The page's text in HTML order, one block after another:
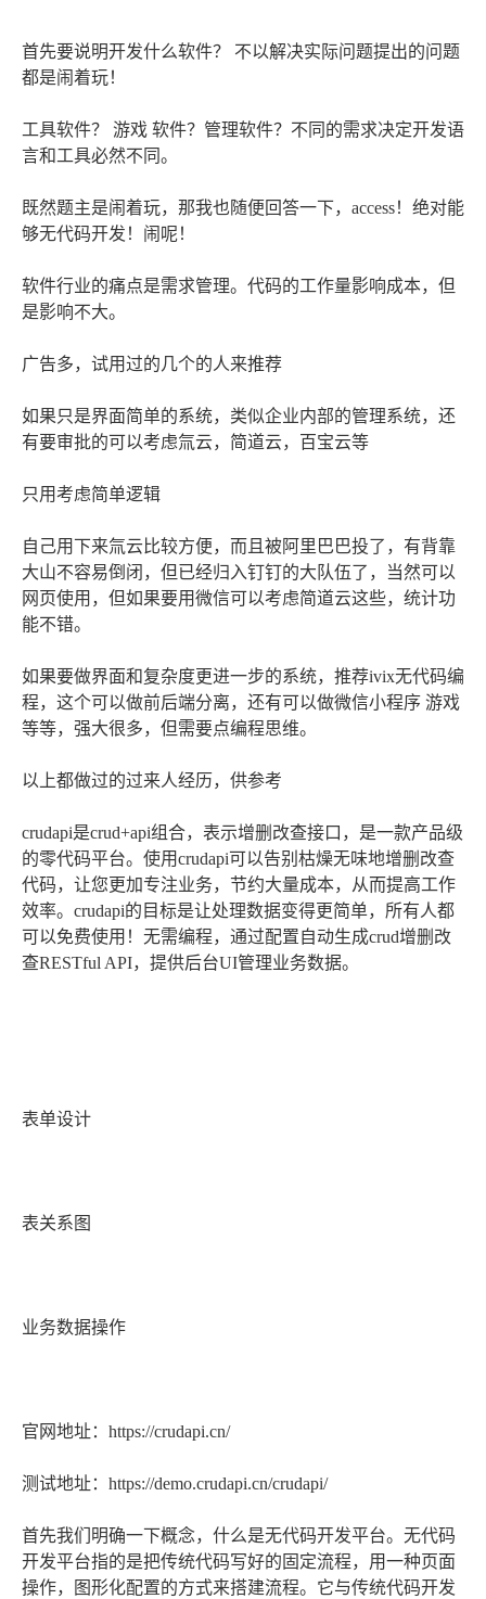
首先要说明开发什么软件？ 不以解决实际问题提出的问题
都是闹着玩！
工具软件？ 游戏 软件？管理软件？不同的需求决定开发语
言和工具必然不同。
既然题主是闹着玩，那我也随便回答一下，access！绝对能
够无代码开发！闹呢！
软件行业的痛点是需求管理。代码的工作量影响成本，但
是影响不大。
广告多，试用过的几个的人来推荐
如果只是界面简单的系统，类似企业内部的管理系统，还
有要审批的可以考虑氚云，简道云，百宝云等
只用考虑简单逻辑
自己用下来氚云比较方便，而且被阿里巴巴投了，有背靠
大山不容易倒闭，但已经归入钉钉的大队伍了，当然可以
网页使用，但如果要用微信可以考虑简道云这些，统计功
能不错。
如果要做界面和复杂度更进一步的系统，推荐ivix无代码编
程，这个可以做前后端分离，还有可以做微信小程序 游戏
等等，强大很多，但需要点编程思维。
以上都做过的过来人经历，供参考
crudapi是crud+api组合，表示增删改查接口，是一款产品级
的零代码平台。使用crudapi可以告别枯燥无味地增删改查
代码，让您更加专注业务，节约大量成本，从而提高工作
效率。crudapi的目标是让处理数据变得更简单，所有人都
可以免费使用！无需编程，通过配置自动生成crud增删改
查RESTful API，提供后台UI管理业务数据。
表单设计
表关系图
业务数据操作
官网地址：https://crudapi.cn/
测试地址：https://demo.crudapi.cn/crudapi/
首先我们明确一下概念，什么是无代码开发平台。无代码
开发平台指的是把传统代码写好的固定流程，用一种页面
操作，图形化配置的方式来搭建流程。它与传统代码开发